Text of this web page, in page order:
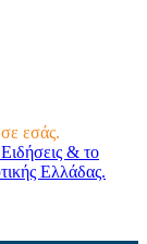
εσάς.
& το
Ελλάδας.